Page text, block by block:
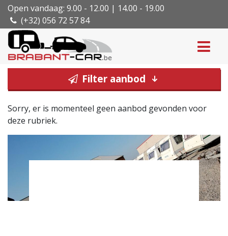
Open vandaag: 9.00 - 12.00 | 14.00 - 19.00
(+32) 056 72 57 84
Filter aanbod
Sorry, er is momenteel geen aanbod gevonden voor
deze rubriek.